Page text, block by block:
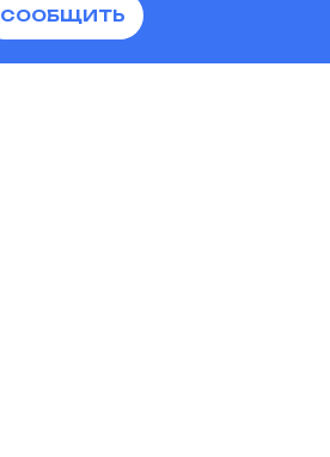
СООБЩИТЬ